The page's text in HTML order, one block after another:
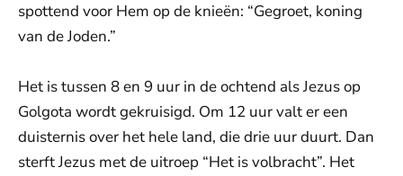
spottend voor Hem op de knieën: “Gegroet, koning
van de Joden.”
Het is tussen 8 en 9 uur in de ochtend als Jezus op
Golgota wordt gekruisigd. Om 12 uur valt er een
duisternis over het hele land, die drie uur duurt. Dan
sterft Jezus met de uitroep “Het is volbracht”. Het